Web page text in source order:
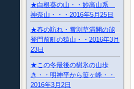
★白根葵の山・・妙高山系
神奈山・・・2016年5月25日
★春の訪れ・雪割草満開の能
登門前町の猿山・・2016年3月
23日
★この冬最後の樹氷の山歩
き・・明神平から笹ヶ峰・・
2016年3月2日